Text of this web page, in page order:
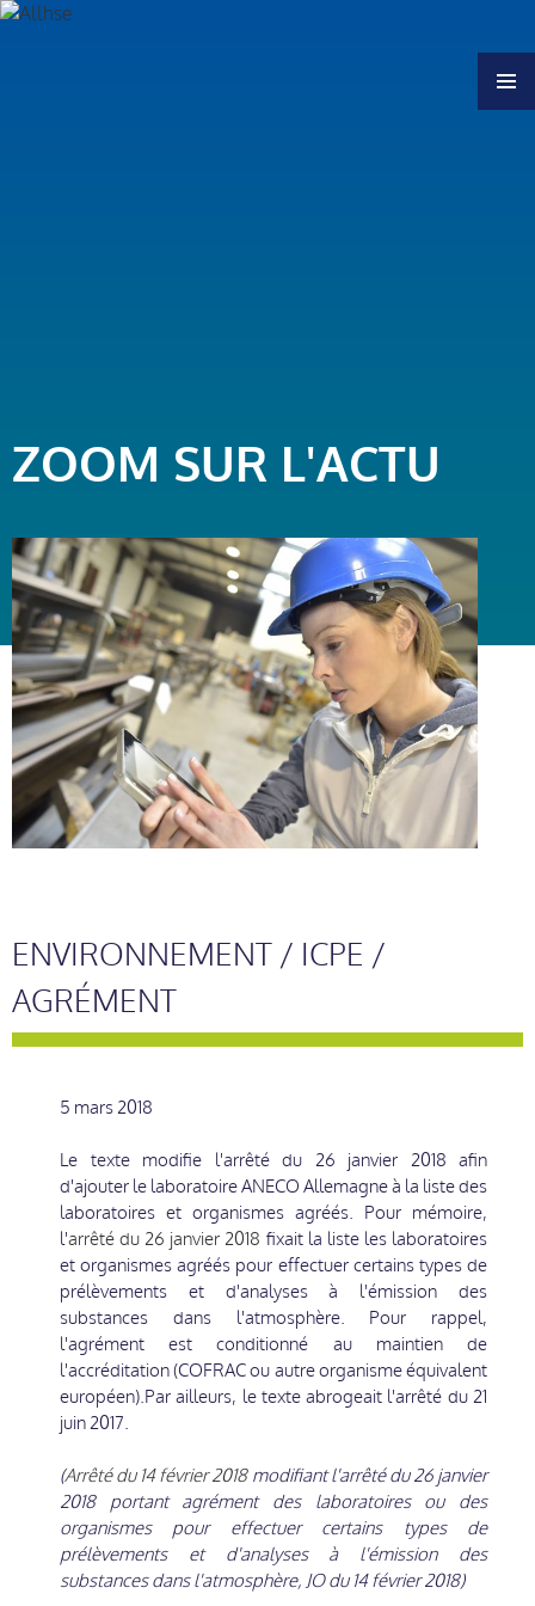
ZOOM SUR L'ACTU
ENVIRONNEMENT / ICPE /
AGRÉMENT
5 mars 2018
Le texte modifie l'arrêté du 26 janvier 2018 afin
d'ajouter le laboratoire ANECO Allemagne à la liste des
laboratoires et organismes agréés. Pour mémoire,
l'arrêté du 26 janvier 2018 fixait la liste les laboratoires
et organismes agréés pour effectuer certains types de
prélèvements et d'analyses à l'émission des
substances dans l'atmosphère. Pour rappel,
l'agrément est conditionné au maintien de
l'accréditation (COFRAC ou autre organisme équivalent
européen).Par ailleurs, le texte abrogeait l'arrêté du 21
juin 2017.
(Arrêté du 14 février 2018modifiant l'arrêté du 26 janvier
2018 portant agrément des laboratoires ou des
organismes pour effectuer certains types de
prélèvements et d'analyses à l'émission des
substances dans l'atmosphère, JO du 14 février 2018)